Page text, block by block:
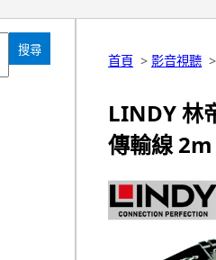
搜尋
首頁 > 影音視聽
LINDY 林
傳輸線